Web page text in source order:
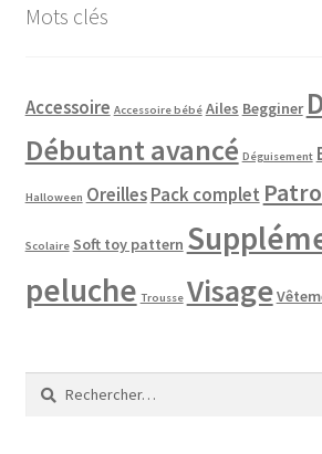
Mots clés
Accessoire Accessoire bébé Ailes Begginer
Débutant avancé Déguisement
Halloween Oreilles Pack complet
Scolaire Soft toy pattern
peluche Trousse Visage
Rechercher :